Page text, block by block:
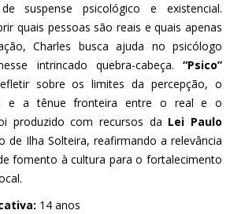
suspense psicológico e existencial.
quais pessoas são reais e quais apenas
Charles busca ajuda no psicólogo
intrincado quebra-cabeça. “Psico”
sobre os limites da percepção, o
e a tênue fronteira entre o real e o
produzido com recursos da Lei Paulo
de Ilha Solteira, reafirmando a relevância
fomento à cultura para o fortalecimento
14 anos